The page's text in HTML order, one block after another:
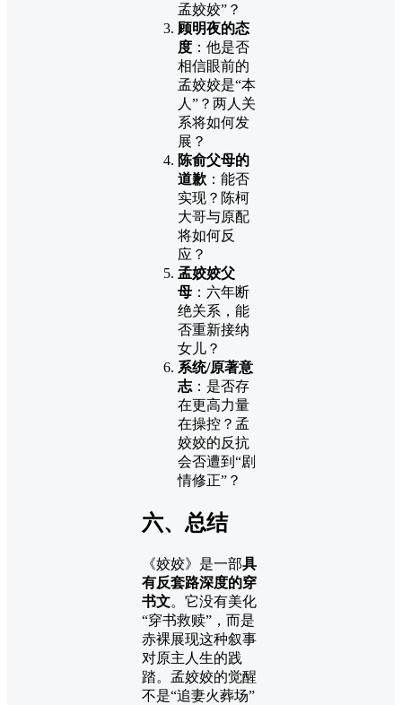
孟姣姣”？
顾明夜的态
度 ：他是否
相信眼前的
孟姣姣是“本
人”？两人关
系将如何发
展？
陈俞父母的
道歉 ：能否
实现？陈柯
大哥与原配
将如何反
应？
孟姣姣父
母 ：六年断
绝关系，能
否重新接纳
女儿？
系统/原著意
志 ：是否存
在更高力量
在操控？孟
姣姣的反抗
会否遭到“剧
情修正”？
六、总结
《姣姣》是一部具
有反套路深度的穿
书文。它没有美化
“穿书救赎”，而是
赤裸展现这种叙事
对原主人生的践
踏。孟姣姣的觉醒
不是“追妻火葬场”